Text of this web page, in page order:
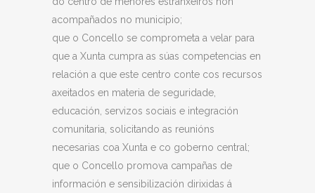
acompañados no municipio;
que o Concello se comprometa a velar para
que a Xunta cumpra as súas competencias en
relación a que este centro conte cos recursos
axeitados en materia de seguridade,
educación, servizos sociais e integración
comunitaria, solicitando as reunións
necesarias coa Xunta e co goberno central;
que o Concello promova campañas de
información e sensibilización dirixidas á